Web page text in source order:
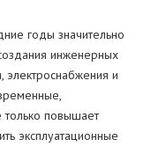
годы значительно
инженерных
электроснабжения и
повышает
эксплуатационные